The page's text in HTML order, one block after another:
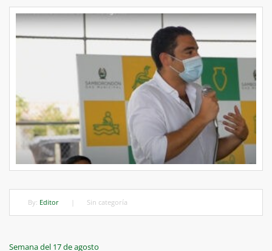
By: Editor Sin categoría
Previous
Semana del 17 de agosto